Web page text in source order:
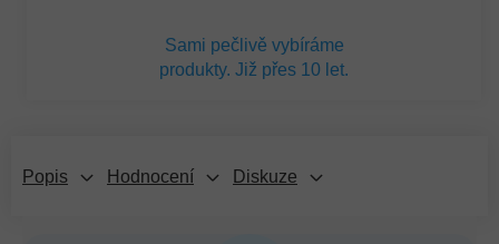
Sami pečlivě vybíráme
produkty. Již přes 10 let.
Popis Hodnocení Diskuze